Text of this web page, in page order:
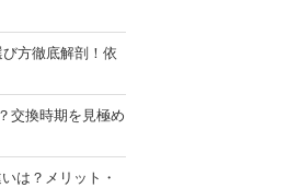
方徹底解剖！依
交換時期を見極め
は？メリット・